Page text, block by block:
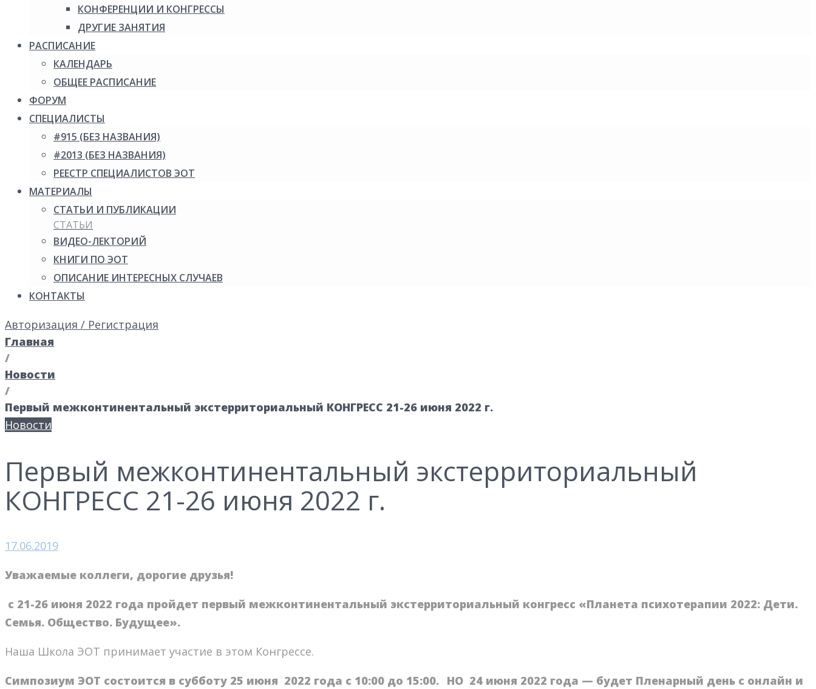
КОНФЕРЕНЦИИ И КОНГРЕССЫ
ДРУГИЕ ЗАНЯТИЯ
РАСПИСАНИЕ
КАЛЕНДАРЬ
ОБЩЕЕ РАСПИСАНИЕ
ФОРУМ
СПЕЦИАЛИСТЫ
#915 (БЕЗ НАЗВАНИЯ)
#2013 (БЕЗ НАЗВАНИЯ)
РЕЕСТР СПЕЦИАЛИСТОВ ЭОТ
МАТЕРИАЛЫ
СТАТЬИ И ПУБЛИКАЦИИ
СТАТЬИ
ВИДЕО-ЛЕКТОРИЙ
КНИГИ ПО ЭОТ
ОПИСАНИЕ ИНТЕРЕСНЫХ СЛУЧАЕВ
КОНТАКТЫ
Авторизация / Регистрация
Главная
/
Новости
/
Первый межконтинентальный экстерриториальный КОНГРЕСС 21-26 июня 2022 г.
Новости
Первый межконтинентальный экстерриториальный
КОНГРЕСС 21-26 июня 2022 г.
17.06.2019
Уважаемые коллеги, дорогие друзья!
с 21-26 июня 2022 года пройдет первый межконтинентальный экстерриториальный конгресс «Планета психотерапии 2022: Дети.
Семья. Общество. Будущее».
Наша Школа ЭОТ принимает участие в этом Конгрессе.
Симпозиум ЭОТ состоится в субботу 25 июня 2022 года с 10:00 до 15:00.⠀НО 24 июня 2022 года — будет Пленарный день с онлайн и